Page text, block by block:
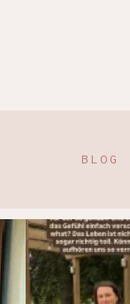
BLOG